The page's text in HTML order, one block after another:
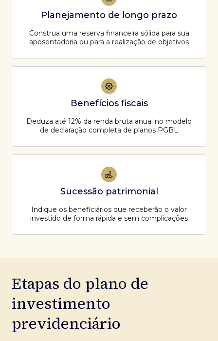
Planejamento de longo prazo
Construa uma reserva financeira sólida para sua
aposentadoria ou para a realização de objetivos
Benefícios fiscais
Deduza até 12% da renda bruta anual no modelo
de declaração completa de planos PGBL
Sucessão patrimonial
Indique os beneficiários que receberão o valor
investido de forma rápida e sem complicações
Etapas do plano de
investimento
previdenciário